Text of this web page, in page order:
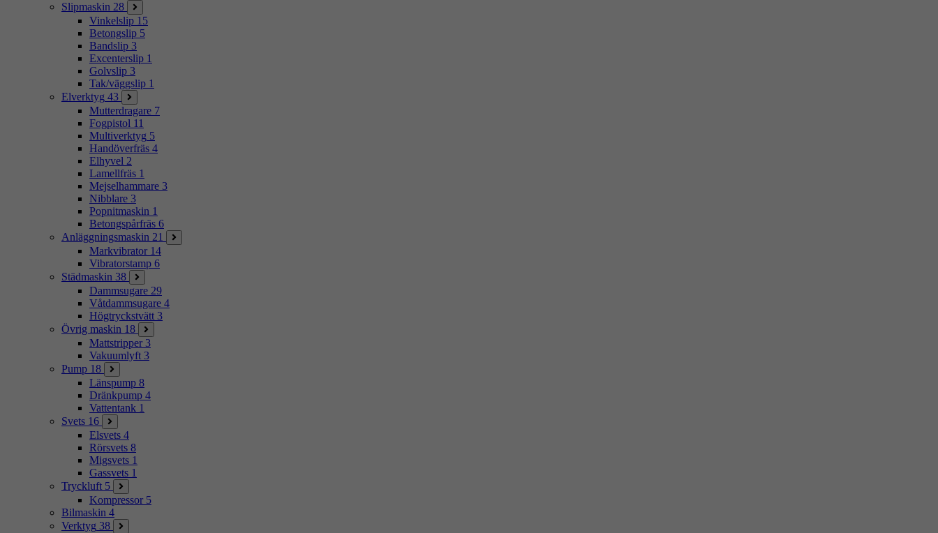
Slipmaskin 28
Vinkelslip 15
Betongslip 5
Bandslip 3
Excenterslip 1
Golvslip 3
Tak/väggslip 1
Elverktyg 43
Mutterdragare 7
Fogpistol 11
Multiverktyg 5
Handöverfräs 4
Elhyvel 2
Lamellfräs 1
Mejselhammare 3
Nibblare 3
Popnitmaskin 1
Betongspårfräs 6
Anläggningsmaskin 21
Markvibrator 14
Vibratorstamp 6
Städmaskin 38
Dammsugare 29
Våtdammsugare 4
Högtryckstvätt 3
Övrig maskin 18
Mattstripper 3
Vakuumlyft 3
Pump 18
Länspump 8
Dränkpump 4
Vattentank 1
Svets 16
Elsvets 4
Rörsvets 8
Migsvets 1
Gassvets 1
Tryckluft 5
Kompressor 5
Bilmaskin 4
Verktyg 38